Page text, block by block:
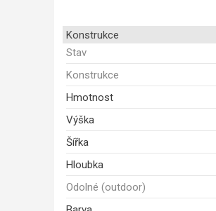
Konstrukce
Stav
Konstrukce
Hmotnost
Výška
Šířka
Hloubka
Odolné (outdoor)